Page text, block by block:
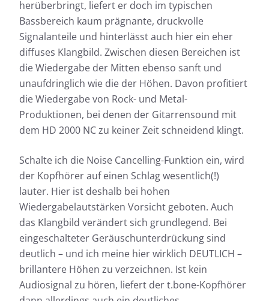
herüberbringt, liefert er doch im typischen
Bassbereich kaum prägnante, druckvolle
Signalanteile und hinterlässt auch hier ein eher
diffuses Klangbild. Zwischen diesen Bereichen ist
die Wiedergabe der Mitten ebenso sanft und
unaufdringlich wie die der Höhen. Davon profitiert
die Wiedergabe von Rock- und Metal-
Produktionen, bei denen der Gitarrensound mit
dem HD 2000 NC zu keiner Zeit schneidend klingt.
Schalte ich die Noise Cancelling-Funktion ein, wird
der Kopfhörer auf einen Schlag wesentlich(!)
lauter. Hier ist deshalb bei hohen
Wiedergabelautstärken Vorsicht geboten. Auch
das Klangbild verändert sich grundlegend. Bei
eingeschalteter Geräuschunterdrückung sind
deutlich – und ich meine hier wirklich DEUTLICH –
brillantere Höhen zu verzeichnen. Ist kein
Audiosignal zu hören, liefert der t.bone-Kopfhörer
Anhand des Frequenzgangs lassen sich die
klanglichen Eigenschaften eines Kopfhörers gut
beschreiben. Die kopfhoerer.de-Messkurve bildet
den hörbaren Bereich als Frequenzgang in Form
einer Kurve ab. Für den schnellen Blick bieten wir
mit der einfachen Ansicht zusätzlich noch die
Möglichkeit, die klanglichen Eigenschaften des
mit
Nähere Informationen zu den kopfhoerer.de-
Messungen findet ihr hier:
So testen wir